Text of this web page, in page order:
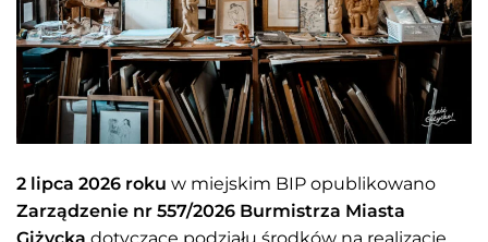
2 lipca 2026 roku w miejskim BIP opublikowano
Zarządzenie nr 557/2026 Burmistrza Miasta
Giżycka dotyczące podziału środków na realizację